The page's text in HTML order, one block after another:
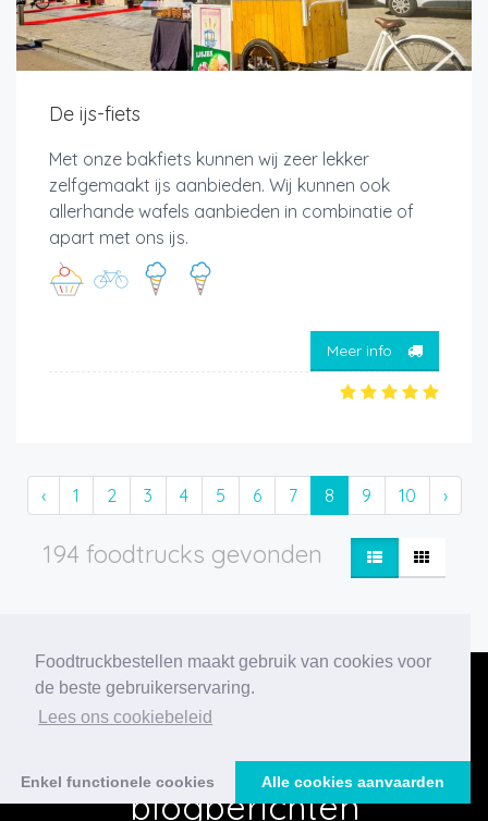
Foodtruckbestellen maakt gebruik van cookies voor
de beste gebruikerservaring.
Lees ons cookiebeleid
Enkel functionele cookies Alle cookies aanvaarden
De ijs-fiets
Met onze bakfiets kunnen wij zeer lekker
zelfgemaakt ijs aanbieden. Wij kunnen ook
allerhande wafels aanbieden in combinatie of
apart met ons ijs.
Meer info
‹ 1 2 3 4 5 6 7 8 9 10 ›
194 foodtrucks gevonden
Onze nieuwste
blogberichten